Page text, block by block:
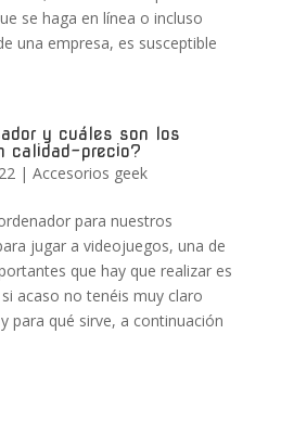
se haga en línea o incluso
una empresa, es susceptible
y cuáles son los
calidad-precio?
| Accesorios geek
para nuestros
jugar a videojuegos, una de
que hay que realizar es
acaso no tenéis muy claro
para qué sirve, a continuación